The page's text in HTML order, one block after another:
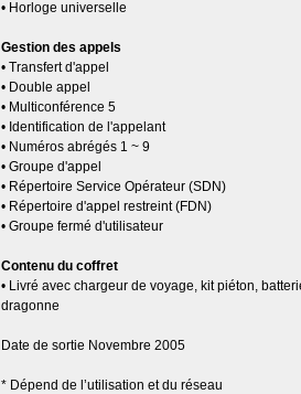
• Horloge universelle
Gestion des appels
• Transfert d'appel
• Double appel
• Multiconférence 5
• Identification de l'appelant
• Numéros abrégés 1 ~ 9
• Groupe d'appel
• Répertoire Service Opérateur (SDN)
• Répertoire d'appel restreint (FDN)
• Groupe fermé d'utilisateur
Contenu du coffret
• Livré avec chargeur de voyage, kit piéton,
dragonne
Date de sortie Novembre 2005
* Dépend de l’utilisation et du réseau